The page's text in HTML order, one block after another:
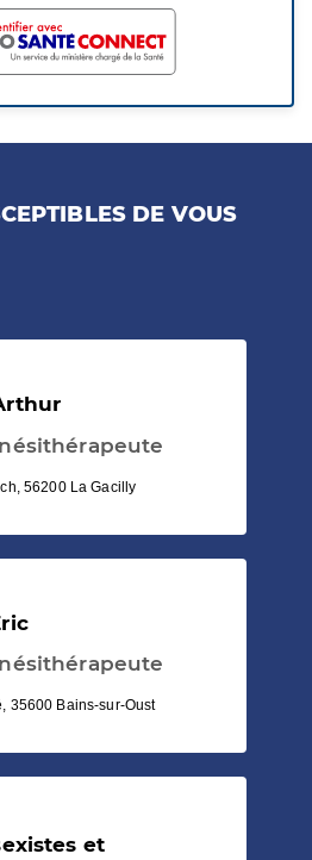
DE VOUS
56200 La Gacilly
35600 Bains-sur-Oust
et